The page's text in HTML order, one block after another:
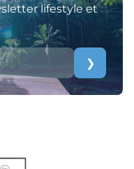
lifestyle et
❯